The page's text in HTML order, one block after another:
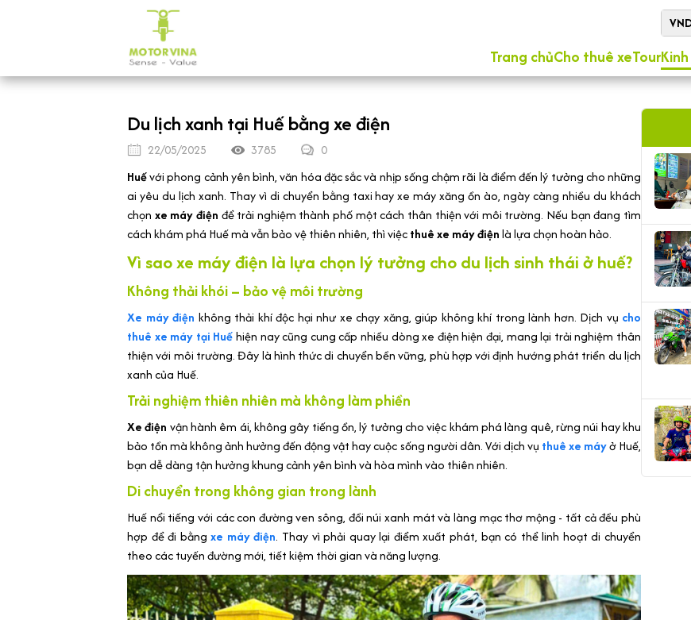
Trang chủCho thuê xeTour
Du lịch xanh tại Huế bằng xe điện
22/05/2025 3785
0
Huếvới phong cảnh yên bình, văn hóa đặc sắc và nhịp sống chậm rãi là điểm đến lý tưởng cho những
ai yêu du lịch xanh. Thay vì di chuyển bằng taxi hay xe máy xăng ồn ào, ngày càng nhiều du khách
chọn xe máy điện để trải nghiệm thành phố một cách thân thiện với môi trường. Nếu bạn đang tìm
cách khám phá Huế mà vẫn bảo vệ thiên nhiên, thì việcthuê xe máy điệnlà lựa chọn hoàn hảo.
Vì sao xe máy điện là lựa chọn lý tưởng cho du lịch sinh thái ở huế?
Không thải khói – bảo vệ môi trường
Xe máy điện không thải khí độc hại như xe chạy xăng, giúp không khí trong lành hơn. Dịch vụ cho
thuê xe máy tại Huếhiện nay cũng cung cấp nhiều dòng xe điện hiện đại, mang lại trải nghiệm thân
thiện với môi trường. Đây là hình thức di chuyển bền vững, phù hợp với định hướng phát triển du lịch
xanh của Huế.
Trải nghiệm thiên nhiên mà không làm phiền
Xe điện vận hành êm ái, không gây tiếng ồn, lý tưởng cho việc khám phá làng quê, rừng núi hay khu
bảo tồn mà không ảnh hưởng đến động vật hay cuộc sống người dân. Với dịch vụ thuê xe máyở Huế,
bạn dễ dàng tận hưởng khung cảnh yên bình và hòa mình vào thiên nhiên.
Di chuyển trong không gian trong lành
Huế nổi tiếng với các con đường ven sông, đồi núi xanh mát và làng mạc thơ mộng - tất cả đều phù
hợp để đi bằngxe máy điện. Thay vì phải quay lại điểm xuất phát, bạn có thể linh hoạt di chuyển
theo các tuyến đường mới, tiết kiệm thời gian và năng lượng.